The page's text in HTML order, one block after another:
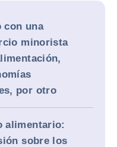
con una
minorista
por otro
alimentario:
sobre los